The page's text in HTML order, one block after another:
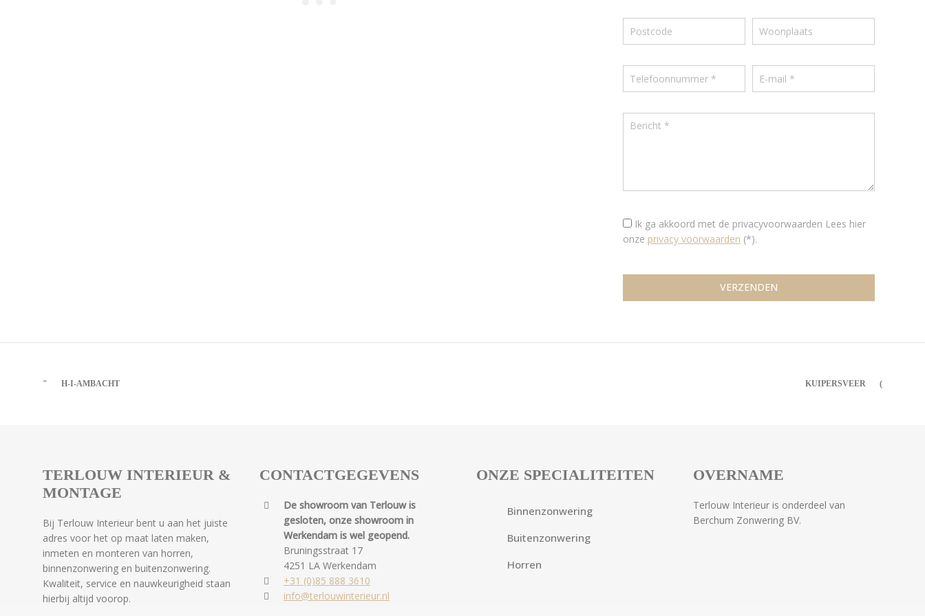
Ik ga akkoord met de privacyvoorwaarden Lees hier
onze privacy voorwaarden (*).
H-I-AMBACHT KUIPERSVEER
TERLOUW INTERIEUR &
MONTAGE
Bij Terlouw Interieur bent u aan het juiste
adres voor het op maat laten maken,
inmeten en monteren van horren,
binnenzonwering en buitenzonwering.
Kwaliteit, service en nauwkeurigheid staan
hierbij altijd voorop.
CONTACTGEGEVENS
De showroom van Terlouw is
gesloten, onze showroom in
Werkendam is wel geopend.
Bruningsstraat 17
4251 LA Werkendam
+31 (0)85 888 3610
info@terlouwinterieur.nl
ONZE SPECIALITEITEN
Binnenzonwering
Buitenzonwering
Horren
OVERNAME
Terlouw Interieur is onderdeel van
Berchum Zonwering BV.